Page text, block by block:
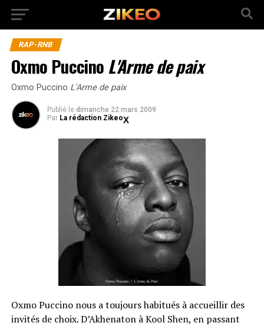
RAP-RNB
Oxmo Puccino L'Arme de paix
Oxmo Puccino L'Arme de paix
Publié le dimanche 22 mars 2009
Par La rédaction Zikeo
Oxmo Puccino nous a toujours habitués à accueillir des
invités de choix. D’Akhenaton à Kool Shen, en passant